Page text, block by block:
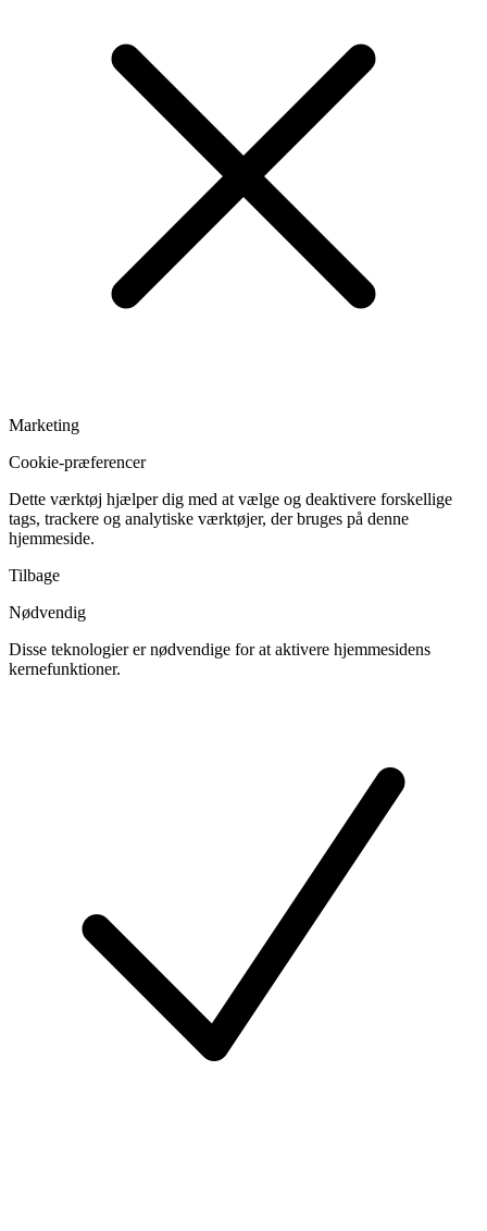
Marketing
Cookie-præferencer
Dette værktøj hjælper dig med at vælge og deaktivere forskellige
tags, trackere og analytiske værktøjer, der bruges på denne
hjemmeside.
Tilbage
Nødvendig
Disse teknologier er nødvendige for at aktivere hjemmesidens
kernefunktioner.